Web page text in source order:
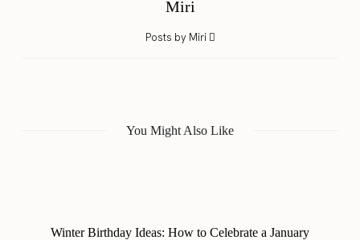
Miri
Posts by Miri
You Might Also Like
Winter Birthday Ideas: How to Celebrate a January